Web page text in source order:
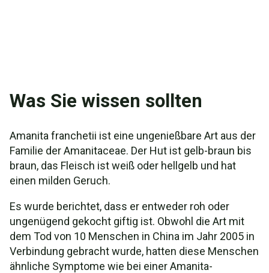
Was Sie wissen sollten
Amanita franchetii ist eine ungenießbare Art aus der
Familie der Amanitaceae. Der Hut ist gelb-braun bis
braun, das Fleisch ist weiß oder hellgelb und hat
einen milden Geruch.
Es wurde berichtet, dass er entweder roh oder
ungenügend gekocht giftig ist. Obwohl die Art mit
dem Tod von 10 Menschen in China im Jahr 2005 in
Verbindung gebracht wurde, hatten diese Menschen
ähnliche Symptome wie bei einer Amanita-